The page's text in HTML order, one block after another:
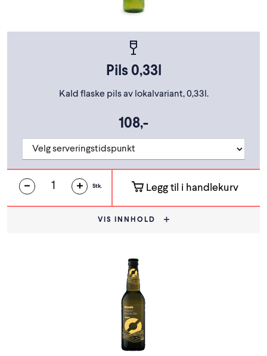
Pils 0,33l
Kald flaske pils av lokalvariant, 0,33l.
108,-
Stk. Legg til i handlekurv
VIS INNHOLD